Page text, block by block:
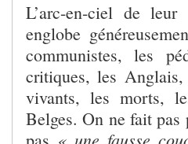
L’arc-en-ciel de
englobe
communistes, les
critiques, les
vivants, les morts,
Belges. On ne fait